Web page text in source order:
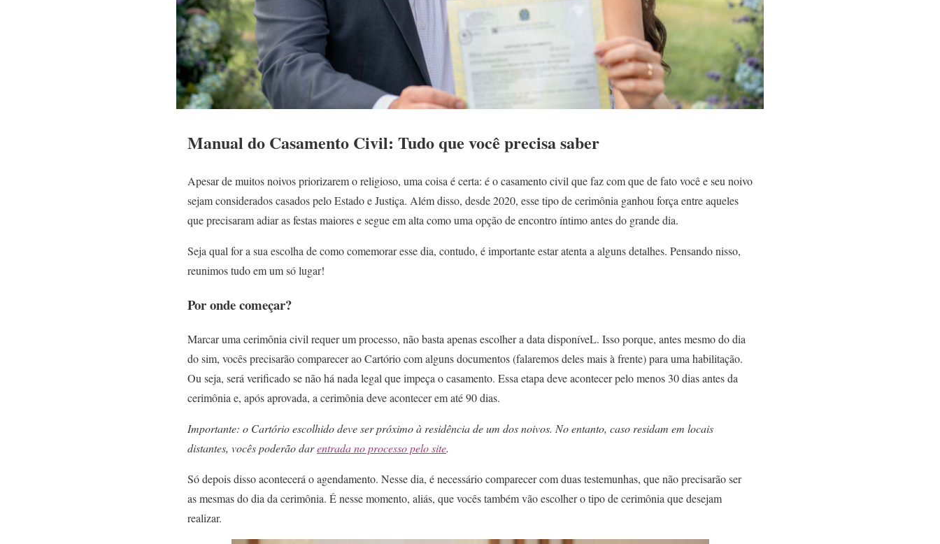
Manual do Casamento Civil: Tudo que você precisa saber
Apesar de muitos noivos priorizarem o religioso, uma coisa é certa: é o casamento civil que faz com que de fato você e seu noivo
sejam considerados casados pelo Estado e Justiça. Além disso, desde 2020, esse tipo de cerimônia ganhou força entre aqueles
que precisaram adiar as festas maiores e segue em alta como uma opção de encontro íntimo antes do grande dia.
Seja qual for a sua escolha de como comemorar esse dia, contudo, é importante estar atenta a alguns detalhes. Pensando nisso,
reunimos tudo em um só lugar!
Por onde começar?
Marcar uma cerimônia civil requer um processo, não basta apenas escolher a data disponíveL. Isso porque, antes mesmo do dia
do sim, vocês precisarão comparecer ao Cartório com alguns documentos (falaremos deles mais à frente) para uma habilitação.
Ou seja, será verificado se não há nada legal que impeça o casamento. Essa etapa deve acontecer pelo menos 30 dias antes da
cerimônia e, após aprovada, a cerimônia deve acontecer em até 90 dias.
Importante: o Cartório escolhido deve ser próximo à residência de um dos noivos. No entanto, caso residam em locais
distantes, vocês poderão darentrada no processo pelo site.
Só depois disso acontecerá o agendamento. Nesse dia, é necessário comparecer com duas testemunhas, que não precisarão ser
as mesmas do dia da cerimônia. É nesse momento, aliás, que vocês também vão escolher o tipo de cerimônia que desejam
realizar.